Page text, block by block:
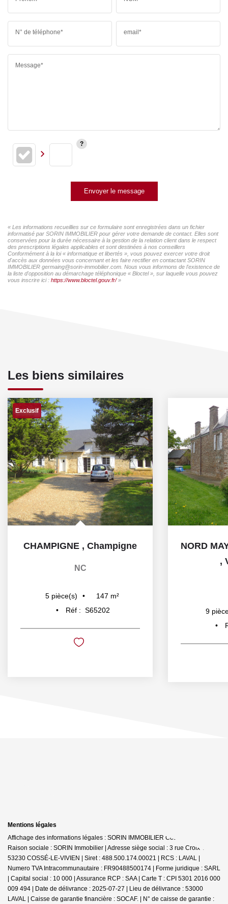
N° de téléphone* email*
Message*
Envoyer le message
« Les informations recueillies sur ce formulaire sont enregistrées dans un fichier
informatisé par SORIN IMMOBILIER pour gérer votre demande de contact. Elles sont
conservées pour la durée nécessaire à la gestion de la relation client dans le respect
des prescriptions légales applicables et sont destinées à nos conseillers
Conformément à la loi « informatique et libertés », vous pouvez exercer votre droit
d'accès aux données vous concernant et les faire rectifier en contactant SORIN
IMMOBILIER germaing@sorin-immobilier.com. Nous vous informons de l'existence de
la liste d'opposition au démarchage téléphonique « Bloctel », sur laquelle vous pouvez
vous inscrire ici : https://www.bloctel.gouv.fr/»
Les biens similaires
Exclusif
CHAMPIGNE , Champigne
NC
5 pièce(s) 147 m²
Réf : S65202
,
9
Mentions légales
Affichage des informations légales : SORIN IMMOBILIER Cossé-le-Vivien |
Raison sociale : SORIN Immobilier | Adresse siège social : 3 rue Croix Viel -
53230 COSSÉ-LE-VIVIEN | Siret : 488.500.174.00021 | RCS : LAVAL |
Numero TVA Intracommunautaire : FR90488500174 | Forme juridique : SARL
| Capital social : 10 000 | Assurance RCP : SAA | Carte T : CPI 5301 2016 000
009 494 | Date de délivrance : 2025-07-27 | Lieu de délivrance : 53000
LAVAL | Caisse de garantie financière : SOCAF. | N° de caisse de garantie :